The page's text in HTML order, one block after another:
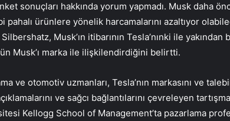
sonuçları hakkında yorum yapmadı. Musk daha
pahalı ürünlere yönelik harcamalarını azaltıyor
Musk’ın itibarının Tesla’nınki ile yakından
Musk’ı marka ile ilişkilendirdiğini belirtti.
ve otomotiv uzmanları, Tesla’nın markasını ve
ve sağcı bağlantılarını çevreleyen
Kellogg School of Management’ta pazarlama